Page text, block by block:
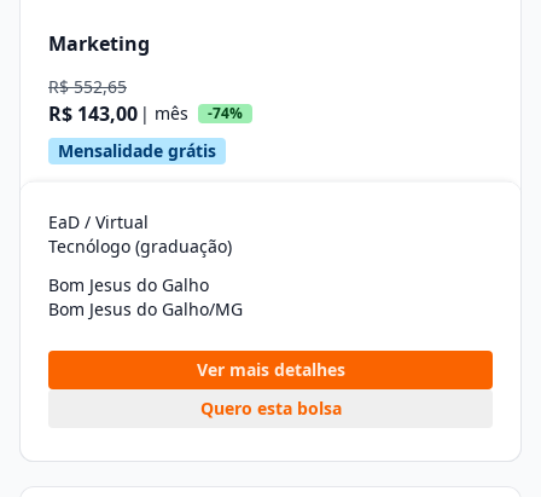
Marketing
R$ 552,65
R$ 143,00 | mês -74%
Mensalidade grátis
EaD / Virtual
Tecnólogo (graduação)
Bom Jesus do Galho
Bom Jesus do Galho/MG
Ver mais detalhes
Quero esta bolsa